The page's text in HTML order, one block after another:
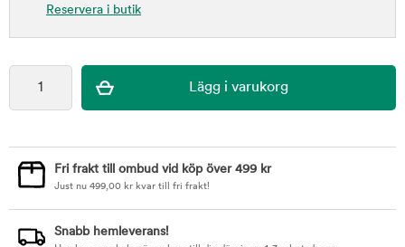
Reservera i butik
Fri frakt till ombud vid köp över 499 kr
Just nu 499,00 kr kvar till fri frakt!
Snabb hemleverans!